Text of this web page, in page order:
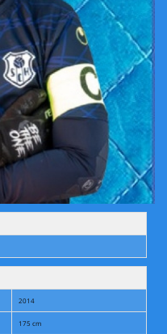
2014
175 cm